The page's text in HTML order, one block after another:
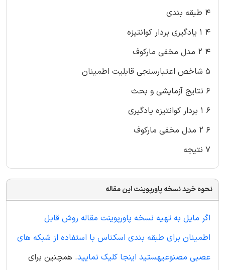
4 طبقه بندی
4 1 یادگیری بردار کوانتیزه
4 2 مدل مخفی مارکوف
5 شاخص اعتبارسنجی قابلیت اطمینان
6 نتایج آزمایشی و بحث
6 1 بردار کوانتیزه یادگیری
6 2 مدل مخفی مارکوف
7 نتیجه
نحوه خرید نسخه پاورپوینت این مقاله
اگر مایل به تهیه نسخه پاورپوینت مقاله روش قابل
اطمینان برای طبقه بندی اسکناس با استفاده از شبکه های
عصبی مصنوعیهستید اینجا کلیک نمایید. همچنین برای